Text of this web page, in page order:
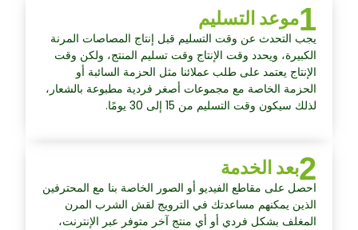
1موعد التسليم
يجب التحدث عن وقت التسليم قبل إنتاج المصاصات المرنة
الكبيرة، ويحدد وقت الإنتاج وقت تسليم المنتج، ولكن وقت
الإنتاج يعتمد على طلب عملائنا مثل الحزمة السائبة أو
الحزمة الخاصة مع مجموعات أصغر فردية مطبوعة بالشعار،
لذلك سيكون وقت التسليم من 15 إلى 30 يومًا.
2بعد الخدمة
احصل على مقاطع الفيديو أو الصور الخاصة بنا مع المحترفين
الذين يمكنهم مساعدتك في الترويج لقش الشرب المرن
المغلف بشكل فردي أو أي منتج آخر متوفر عبر الإنترنت،